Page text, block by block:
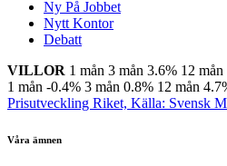
Ny På Jobbet
Nytt Kontor
Debatt
VILLOR 1 mån 3 mån 3.6% 12 mån
1 mån -0.4% 3 mån 0.8% 12 mån
Prisutveckling Riket, Källa: Svensk
Våra ämnen